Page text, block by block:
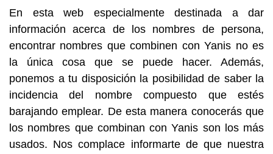
En esta web especialmente destinada a dar
información acerca de los nombres de persona,
encontrar nombres que combinen con Yanis no es
la única cosa que se puede hacer. Además,
ponemos a tu disposición la posibilidad de saber la
incidencia del nombre compuesto que estés
barajando emplear. De esta manera conocerás que
los nombres que combinan con Yanis son los más
usados. Nos complace informarte de que nuestra